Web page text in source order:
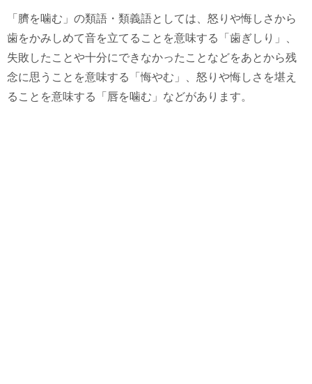
「臍を噛む」の類語・類義語としては、怒りや悔しさから
歯をかみしめて音を立てることを意味する「歯ぎしり」、
失敗したことや十分にできなかったことなどをあとから残
念に思うことを意味する「悔やむ」、怒りや悔しさを堪え
ることを意味する「唇を噛む」などがあります。